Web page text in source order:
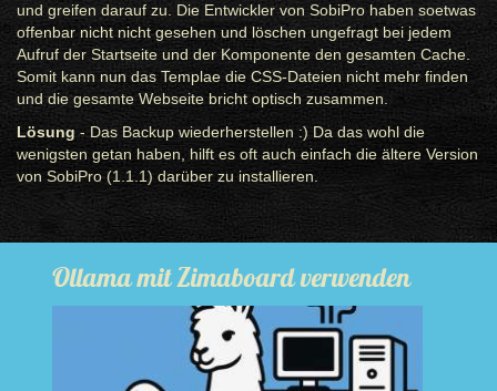
und greifen darauf zu. Die Entwickler von SobiPro haben soetwas
offenbar nicht nicht gesehen und löschen ungefragt bei jedem
Aufruf der Startseite und der Komponente den gesamten Cache.
Somit kann nun das Templae die CSS-Dateien nicht mehr finden
und die gesamte Webseite bricht optisch zusammen.
Lösung - Das Backup wiederherstellen :) Da das wohl die
wenigsten getan haben, hilft es oft auch einfach die ältere Version
von SobiPro (1.1.1) darüber zu installieren.
Ollama mit Zimaboard verwenden